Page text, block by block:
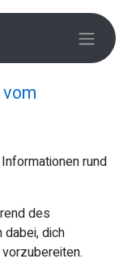
rund
des
dich